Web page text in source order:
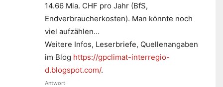
14.66 Mia. CHF pro Jahr (BfS,
Endverbraucherkosten). Man könnte noch
viel aufzählen…
Weitere Infos, Leserbriefe, Quellenangaben
im Blog https://gpclimat-interregio-
d.blogspot.com/.
Antwort